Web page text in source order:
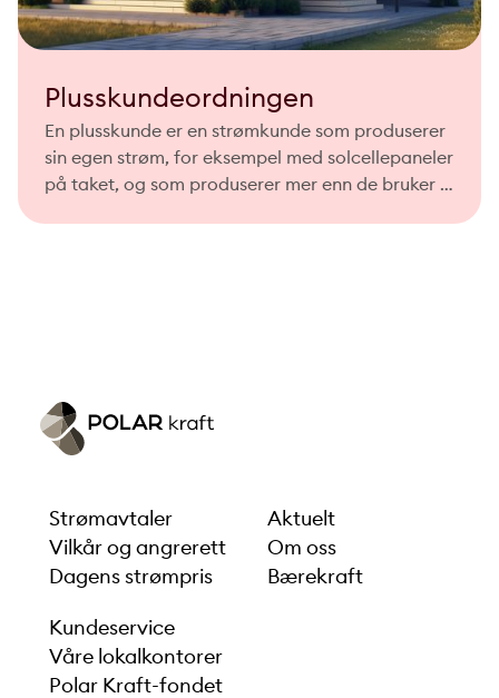
Plusskundeordningen
En plusskunde er en strømkunde som produserer
sin egen strøm, for eksempel med solcellepaneler
på taket, og som produserer mer enn de bruker i
Strømavtaler
Vilkår og angrerett
Dagens strømpris
Aktuelt
Om oss
Bærekraft
Kundeservice
Våre lokalkontorer
Polar Kraft-fondet